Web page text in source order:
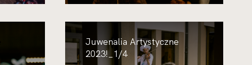
Juwenalia Artystyczne
2023!_1/4